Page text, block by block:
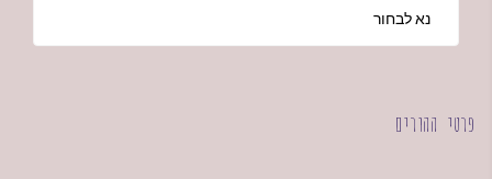
פרטי ההורים